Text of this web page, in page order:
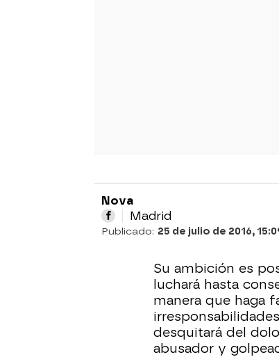
Nova
Madrid
Publicado: 25 de julio de 2016,
Su ambición es
luchará hasta
manera que haga
desquitará del
abusador y